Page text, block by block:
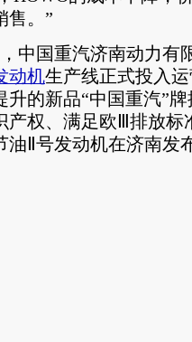
售。”
国重汽济南动力有
动机生产线正式投入
升的新品“中国重汽”
产权、满足欧Ⅲ排放标
油Ⅱ号发动机在济南发